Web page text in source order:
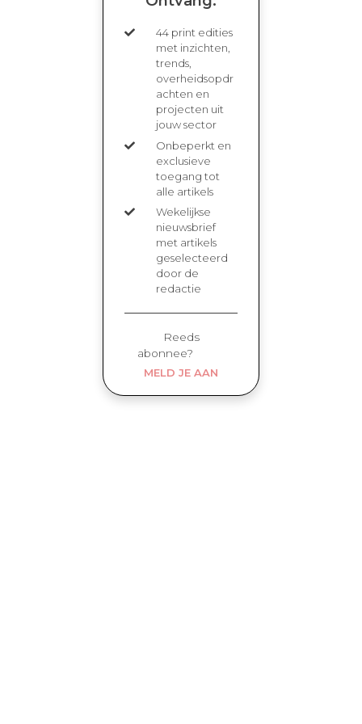
44 print edities
met inzichten,
trends,
overheidsopdr
achten en
projecten uit
jouw sector
Onbeperkt en
exclusieve
toegang tot
alle artikels
Wekelijkse
nieuwsbrief
met artikels
geselecteerd
door de
redactie
Reeds
abonnee?
MELD JE AAN